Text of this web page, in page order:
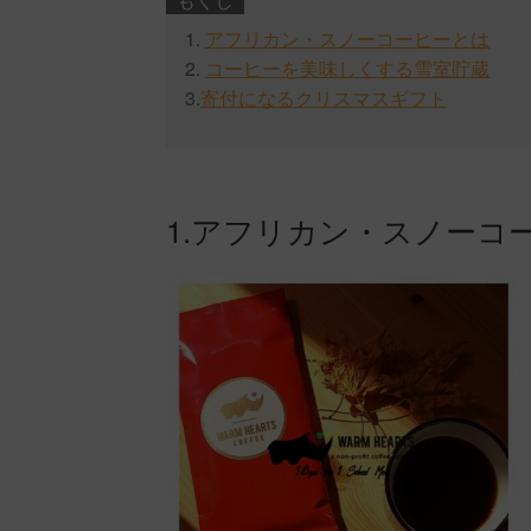
1. アフリカン・スノーコーヒーとは
2. コーヒーを美味しくする雪室貯蔵
3.寄付になるクリスマスギフト
1.アフリカン・スノーコ